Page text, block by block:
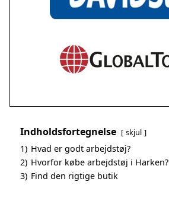
Indholdsfortegnelse skjul
1) Hvad er godt arbejdstøj?
2) Hvorfor købe arbejdstøj i Harken?
3) Find den rigtige butik